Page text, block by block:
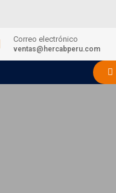
Correo electrónico
ventas@hercabperu.com